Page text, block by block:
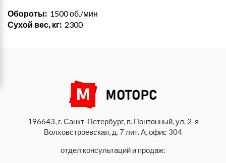
Обороты: 1500 об./мин
Сухой вес, кг: 2300
196643, г. Санкт-Петербург, п. Понтонный, ул. 2-я
Волховстроевская, д. 7 лит. А, офис 304
отдел консультаций и продаж: